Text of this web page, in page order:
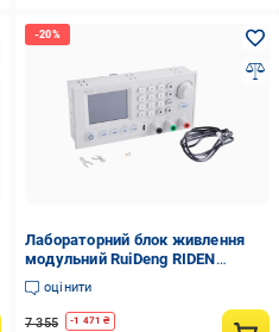
Лабораторний блок живлення
модульний RuiDeng RIDEN
RD6006P 360 Вт/0-60 В/6А Білий
(168-31-182-250)
оцінити
7 355 -1 471 ₴